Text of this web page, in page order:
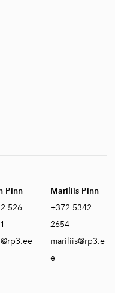
Pinn
526
Mariliis Pinn
+372 5342
2654
mariliis@rp3.e
e